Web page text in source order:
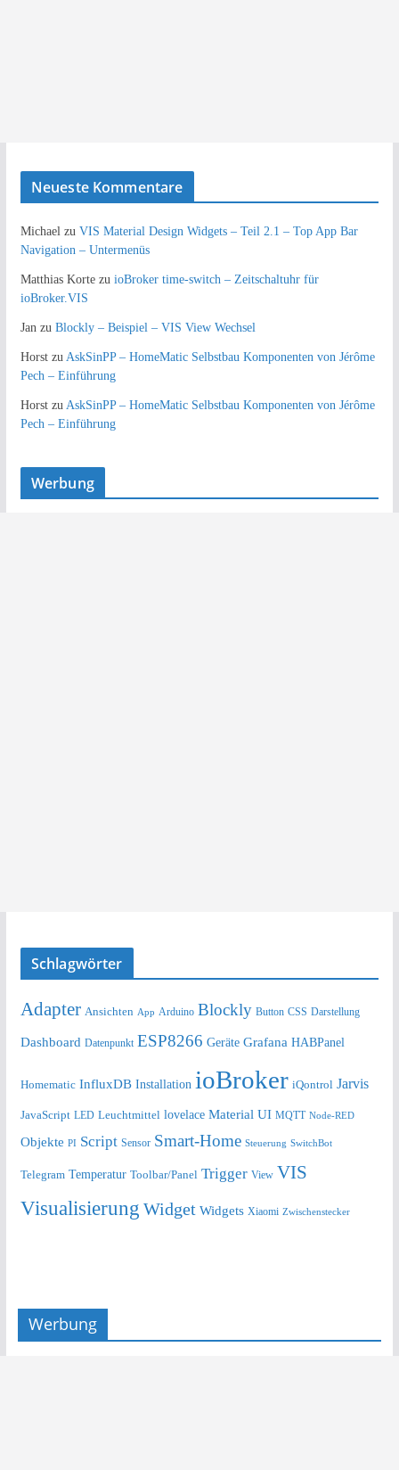
Neueste Kommentare
Michaelzu VIS Material Design Widgets – Teil 2.1 – Top App Bar
Navigation – Untermenüs
Matthias Kortezu ioBroker time-switch – Zeitschaltuhr für
ioBroker.VIS
Janzu Blockly – Beispiel – VIS View Wechsel
Horstzu AskSinPP – HomeMatic Selbstbau Komponenten von Jérôme
Pech – Einführung
Horstzu AskSinPP – HomeMatic Selbstbau Komponenten von Jérôme
Pech – Einführung
Werbung
Schlagwörter
Adapter Ansichten App Arduino Blockly Button CSS Darstellung
Dashboard Datenpunkt ESP8266 Geräte Grafana HABPanel
Homematic InfluxDB Installation ioBroker iQontrol Jarvis
JavaScript LED Leuchtmittel lovelace Material UI MQTT Node-RED
Objekte PI Script Sensor Smart-Home Steuerung SwitchBot
Telegram Temperatur Toolbar/Panel Trigger View VIS
Visualisierung Widget Widgets Xiaomi Zwischenstecker
Werbung